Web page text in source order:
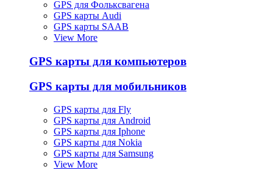
GPS для Фольксвагена
GPS карты Audi
GPS карты SAAB
View More
GPS карты для компьютеров
GPS карты для мобильников
GPS карты для Fly
GPS карты для Android
GPS карты для Iphone
GPS карты для Nokia
GPS карты для Samsung
View More